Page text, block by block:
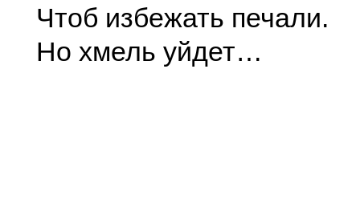
Чтоб избежать печали.
Но хмель уйдет…